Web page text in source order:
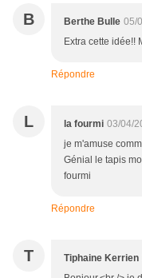
B Berthe Bulle 05/
Extra cette idée!!
Répondre
L la fourmi 03/04/
je m'amuse
Génial le tapis
fourmi
Répondre
T Tiphaine Kerrien